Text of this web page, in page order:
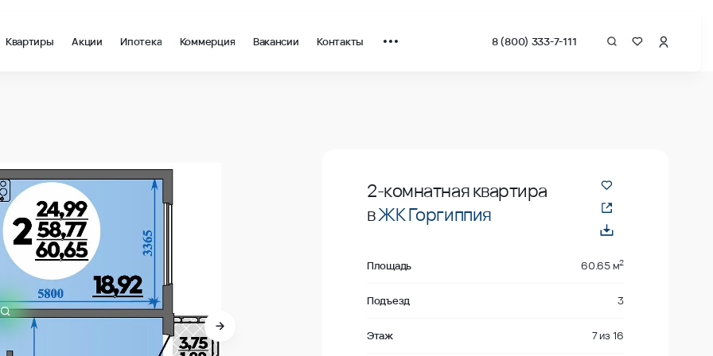
Квартиры Акции Ипотека Коммерция Вакансии Контакты 8 (800) 333-7-111
2-комнатная квартира
вЖК Горгиппия
Площадь 60.65 м2
Подъезд 3
Этаж 7из 16